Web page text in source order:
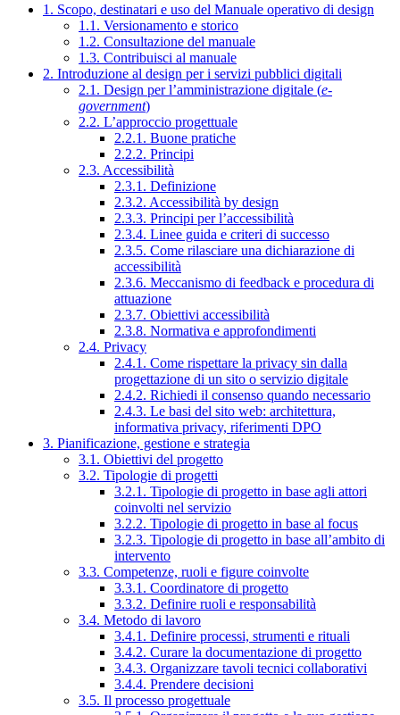
1. Scopo, destinatari e uso del Manuale operativo di design
1.1. Versionamento e storico
1.2. Consultazione del manuale
1.3. Contribuisci al manuale
2. Introduzione al design per i servizi pubblici digitali
2.1. Design per l’amministrazione digitale (e-
government)
2.2. L’approccio progettuale
2.2.1. Buone pratiche
2.2.2. Principi
2.3. Accessibilità
2.3.1. Definizione
2.3.2. Accessibilità by design
2.3.3. Principi per l’accessibilità
2.3.4. Linee guida e criteri di successo
2.3.5. Come rilasciare una dichiarazione di
accessibilità
2.3.6. Meccanismo di feedback e procedura di
attuazione
2.3.7. Obiettivi accessibilità
2.3.8. Normativa e approfondimenti
2.4. Privacy
2.4.1. Come rispettare la privacy sin dalla
progettazione di un sito o servizio digitale
2.4.2. Richiedi il consenso quando necessario
2.4.3. Le basi del sito web: architettura,
informativa privacy, riferimenti DPO
3. Pianificazione, gestione e strategia
3.1. Obiettivi del progetto
3.2. Tipologie di progetti
3.2.1. Tipologie di progetto in base agli attori
coinvolti nel servizio
3.2.2. Tipologie di progetto in base al focus
3.2.3. Tipologie di progetto in base all’ambito di
intervento
3.3. Competenze, ruoli e figure coinvolte
3.3.1. Coordinatore di progetto
3.3.2. Definire ruoli e responsabilità
3.4. Metodo di lavoro
3.4.1. Definire processi, strumenti e rituali
3.4.2. Curare la documentazione di progetto
3.4.3. Organizzare tavoli tecnici collaborativi
3.4.4. Prendere decisioni
3.5. Il processo progettuale